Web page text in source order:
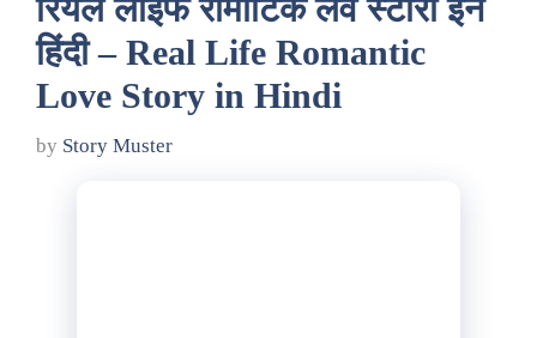
रियल लाइफ रोमांटिक लव स्टोरी इन
हिंदी – Real Life Romantic
Love Story in Hindi
by Story Muster